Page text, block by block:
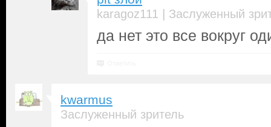
karagoz111 | Заслуженный
да нет это все вокруг
kwarmus
Заслуженный зритель